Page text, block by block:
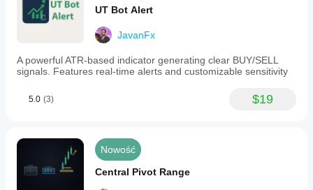
UT Bot Alert
JavanFx
A powerful ATR-based indicator generating clear BUY/SELL
signals. Features real-time alerts and customizable sensitivity
5.0 (3) $19
Nowość
Central Pivot Range